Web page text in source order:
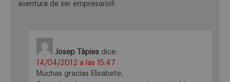
aventura de ser empresario!!
Josep Tàpies dice:
14/04/2012 a las 15:47
Muchas gracias Elisabete,